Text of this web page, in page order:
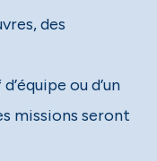
des
ou d’un
missions seront